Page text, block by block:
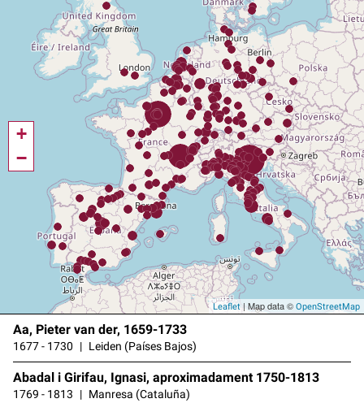
+
−
Leaflet| Map data © OpenStreetMap
Aa, Pieter van der, 1659-1733
1677 - 1730 Leiden (Países Bajos)
Abadal i Girifau, Ignasi, aproximadament 1750-1813
1769 - 1813 Manresa (Cataluña)